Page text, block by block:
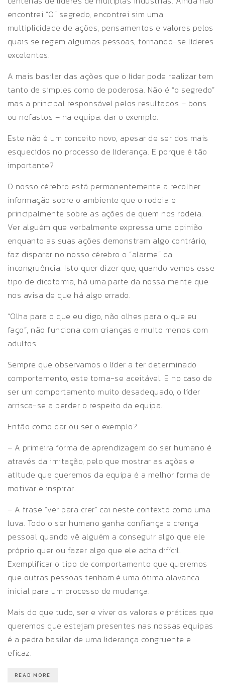
encontrei “O” segredo, encontrei sim uma
multiplicidade de ações, pensamentos e valores pelos
quais se regem algumas pessoas, tornando-se líderes
excelentes.
A mais basilar das ações que o líder pode realizar tem
tanto de simples como de poderosa. Não é “o segredo”
mas a principal responsável pelos resultados – bons
ou nefastos – na equipa: dar o exemplo.
Este não é um conceito novo, apesar de ser dos mais
esquecidos no processo de liderança. E porque é tão
importante?
O nosso cérebro está permanentemente a recolher
informação sobre o ambiente que o rodeia e
principalmente sobre as ações de quem nos rodeia.
Ver alguém que verbalmente expressa uma opinião
enquanto as suas ações demonstram algo contrário,
faz disparar no nosso cérebro o “alarme” da
incongruência. Isto quer dizer que, quando vemos esse
tipo de dicotomia, há uma parte da nossa mente que
nos avisa de que há algo errado.
“Olha para o que eu digo, não olhes para o que eu
faço”, não funciona com crianças e muito menos com
adultos.
Sempre que observamos o líder a ter determinado
comportamento, este torna-se aceitável. E no caso de
ser um comportamento muito desadequado, o líder
arrisca-se a perder o respeito da equipa.
Então como dar ou ser o exemplo?
– A primeira forma de aprendizagem do ser humano é
através da imitação, pelo que mostrar as ações e
atitude que queremos da equipa é a melhor forma de
motivar e inspirar.
– A frase “ver para crer” cai neste contexto como uma
luva. Todo o ser humano ganha confiança e crença
pessoal quando vê alguém a conseguir algo que ele
próprio quer ou fazer algo que ele acha difícil.
Exemplificar o tipo de comportamento que queremos
que outras pessoas tenham é uma ótima alavanca
inicial para um processo de mudança.
Mais do que tudo, ser e viver os valores e práticas que
queremos que estejam presentes nas nossas equipas
é a pedra basilar de uma liderança congruente e
eficaz.
READ MORE